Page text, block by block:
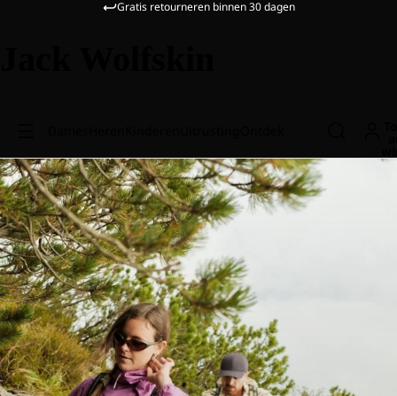
Gratis retourneren binnen 30 dagen